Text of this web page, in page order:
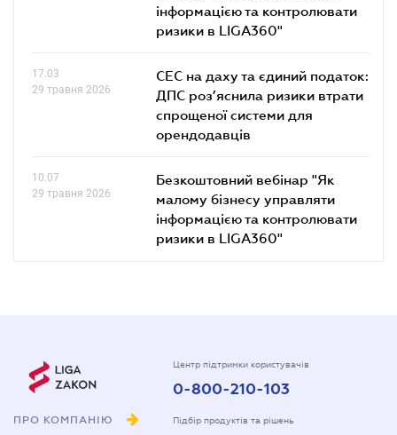
інформацією та контролювати
ризики в LIGA360"
17.03
29 травня 2026
СЕС на даху та єдиний податок:
ДПС роз’яснила ризики втрати
спрощеної системи для
орендодавців
10.07
29 травня 2026
Безкоштовний вебінар "Як
малому бізнесу управляти
інформацією та контролювати
ризики в LIGA360"
ПРО КОМПАНІЮ
Центр підтримки користувачів
0-800-210-103
Підбір продуктів та рішень